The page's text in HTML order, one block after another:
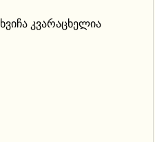
ხვიჩა კვარაცხელია